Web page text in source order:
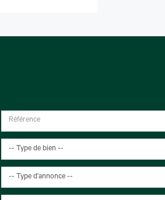
-- Type de bien --
-- Type d'annonce --